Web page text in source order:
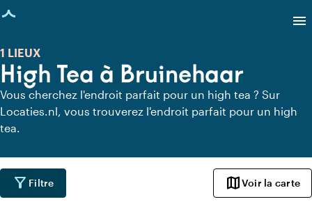
chargée
menu
High Tea à Bruinehaar
1 LIEUX
Vous cherchez l'endroit parfait pour un high tea ? Sur
Locaties.nl, vous trouverez l'endroit parfait pour un high
tea.
filter_alt Filtre mapVoir la carte